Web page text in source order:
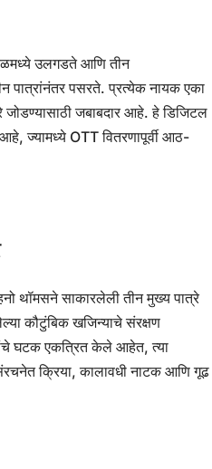
उलगडते आणि तीन
पसरते. प्रत्येक नायक एका
जोडण्यासाठी जबाबदार आहे. हे डिजिटल
आहे, ज्यामध्ये OTT वितरणापूर्वी आठ-
थॉमसने साकारलेली तीन मुख्य पात्रे
कौटुंबिक खजिन्याचे संरक्षण
घटक एकत्रित केले आहेत, त्या
क्रिया, कालावधी नाटक आणि गूढ